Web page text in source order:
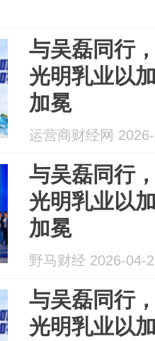
与吴磊同行
光明乳业以
加冕
运营商财经网
与吴磊同行
光明乳业以
加冕
野马财经 2026-04-
与吴磊同行
光明乳业以